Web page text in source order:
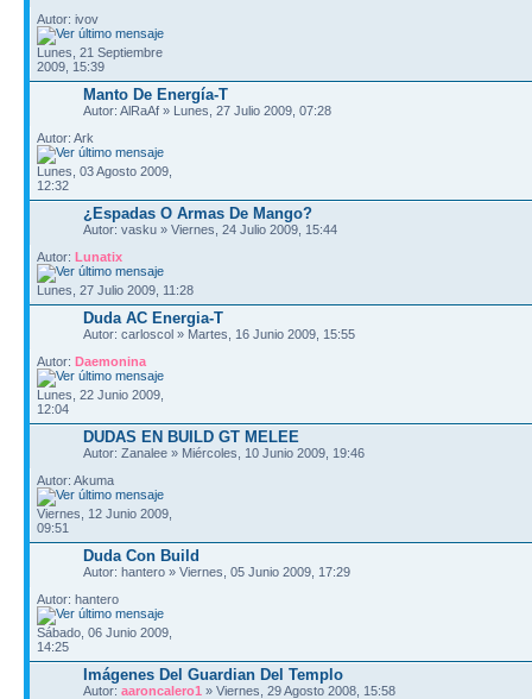
Autor: ivov
Lunes, 21 Septiembre
2009, 15:39
Manto De Energía-T
Autor: AlRaAf » Lunes, 27 Julio 2009, 07:28
Autor: Ark
Lunes, 03 Agosto 2009,
12:32
¿Espadas O Armas De Mango?
Autor: vasku » Viernes, 24 Julio 2009, 15:44
Autor: Lunatix
Lunes, 27 Julio 2009, 11:28
Duda AC Energia-T
Autor: carloscol » Martes, 16 Junio 2009, 15:55
Autor: Daemonina
Lunes, 22 Junio 2009,
12:04
DUDAS EN BUILD GT MELEE
Autor: Zanalee » Miércoles, 10 Junio 2009, 19:46
Autor: Akuma
Viernes, 12 Junio 2009,
09:51
Duda Con Build
Autor: hantero » Viernes, 05 Junio 2009, 17:29
Autor: hantero
Sábado, 06 Junio 2009,
14:25
Imágenes Del Guardian Del Templo
Autor: aaroncalero1 » Viernes, 29 Agosto 2008, 15:58